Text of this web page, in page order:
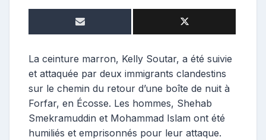
La ceinture marron, Kelly Soutar, a été suivie
et attaquée par deux immigrants clandestins
sur le chemin du retour d’une boîte de nuit à
Forfar, en Écosse. Les hommes, Shehab
Smekramuddin et Mohammad Islam ont été
humiliés et emprisonnés pour leur attaque.